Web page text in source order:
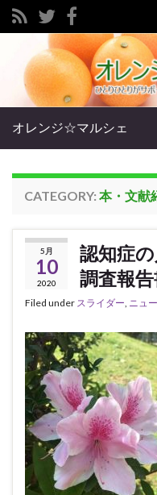
Search for:
オレンジ☆マルシェ
CATEGORY: 本・文献
5月
10
2020
認知症
調査報
Filed under スライダー, ニュ